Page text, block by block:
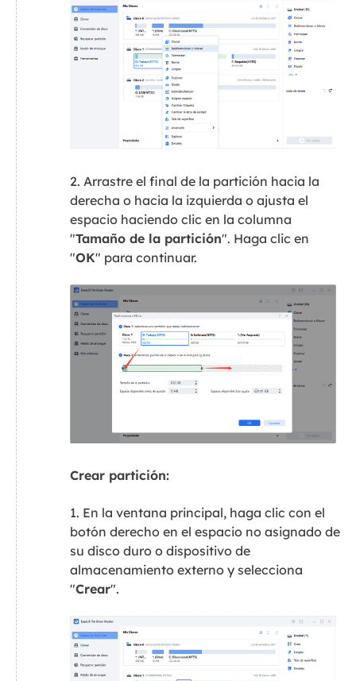
2. Arrastre el final de la partición hacia la
derecha o hacia la izquierda o ajusta el
espacio haciendo clic en la columna
"Tamaño de la partición". Haga clic en
"OK" para continuar.
Crear partición:
1. En la ventana principal, haga clic con el
botón derecho en el espacio no asignado de
su disco duro o dispositivo de
almacenamiento externo y selecciona
"Crear".